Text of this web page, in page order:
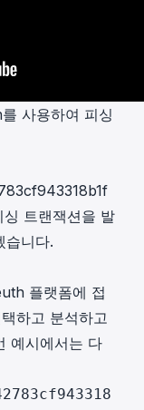
사용하여 피싱
트랜잭션을 발
습니다.
플랫폼에 접
하고 분석하고
예시에서는 다